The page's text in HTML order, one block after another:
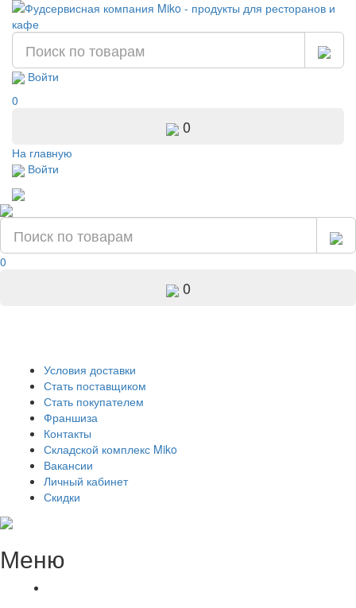
Войти
0
0
На главную
Войти
0
0
Условия доставки
Стать поставщиком
Стать покупателем
Франшиза
Контакты
Складской комплекс Miko
Вакансии
Личный кабинет
Скидки
Меню